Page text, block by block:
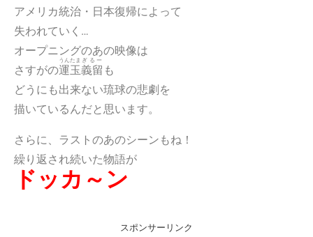
アメリカ統治・日本復帰によって
失われていく…
オープニングのあの映像は
さすがの運玉
うんたま
義留
ぎるー
も
どうにも出来ない琉球の悲劇を
描いているんだと思います。
さらに、ラストのあのシーンもね！
繰り返され続いた物語が
ドッカ～ン
スポンサーリンク